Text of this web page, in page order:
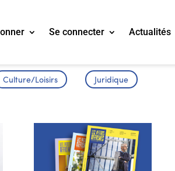
Se connecter Actualités
Culture/Loisirs Juridique